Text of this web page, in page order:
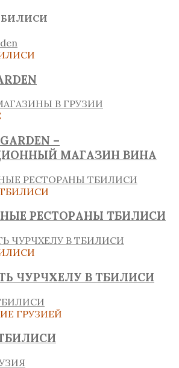
–
МАГАЗИН ВИНА
РЕСТОРАНЫ ТБИЛИСИ
ЧУРЧХЕЛУ В ТБИЛИСИ
ГРУЗИЕЙ